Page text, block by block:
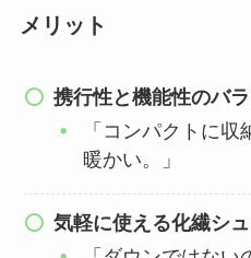
メリット
携行性と機能性のバ
「コンパクトに
暖かい。」
気軽に使える化繊シ